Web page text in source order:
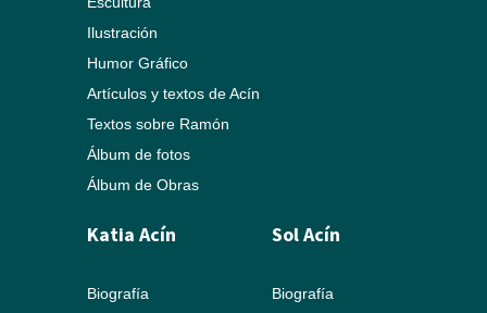
Ilustración
Humor Gráfico
Artículos y textos de Acín
Textos sobre Ramón
Álbum de fotos
Álbum de Obras
Katia Acín
Biografía
Sol Acín
Biografía